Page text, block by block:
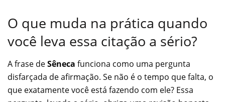
O que muda na prática quando
você leva essa citação a sério?
A frase deSêneca funciona como uma pergunta
disfarçada de afirmação. Se não é o tempo que falta, o
que exatamente você está fazendo com ele? Essa